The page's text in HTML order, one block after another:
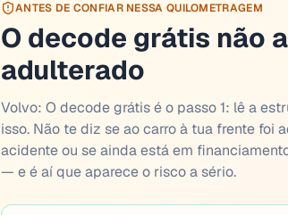
ANTES DE CONFIAR NESSA QUILOMETRAGEM
O decode grátis não
adulterado
Volvo: O decode grátis é o passo 1: lê a
isso. Não te diz se ao carro à tua frente foi
acidente ou se ainda está em
— e é aí que aparece o risco a sério.